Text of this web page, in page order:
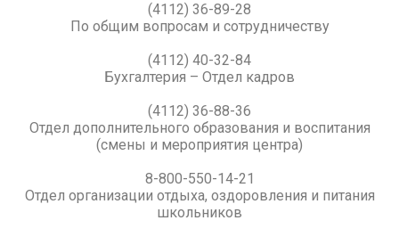
(4112) 36-89-28
По общим вопросам и сотрудничеству
(4112) 40-32-84
Бухгалтерия – Отдел кадров
(4112) 36-88-36
Отдел дополнительного образования и воспитания
(смены и мероприятия центра)
8-800-550-14-21
Отдел организации отдыха, оздоровления и питания
школьников